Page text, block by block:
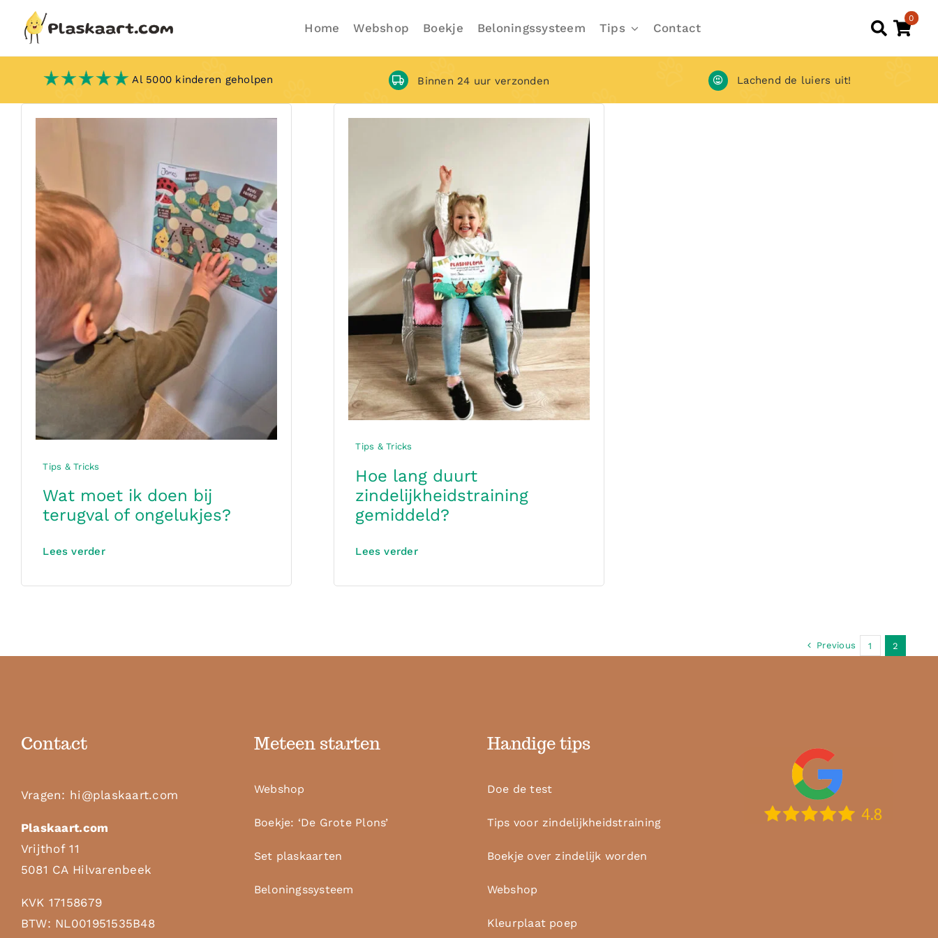
Home Webshop Boekje Beloningssysteem Tips Contact
0
Al 5000 kinderen geholpen Binnen 24 uur verzonden Lachend de luiers uit!
Tips & Tricks
Wat moet ik doen bij
terugval of ongelukjes?
Lees verder
Tips & Tricks
Hoe lang duurt
zindelijkheidstraining
gemiddeld?
Lees verder
Previous 1 2
Contact
Vragen: hi@plaskaart.com
Plaskaart.com
Vrijthof 11
5081 CA Hilvarenbeek
KVK 17158679
BTW: NL001951535B48
Meteen starten
Webshop
Boekje: ‘De Grote Plons’
Set plaskaarten
Beloningssysteem
Handige tips
Doe de test
Tips voor zindelijkheidstraining
Boekje over zindelijk worden
Webshop
Kleurplaat poep